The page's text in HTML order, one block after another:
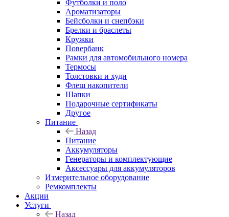
Футболки и поло
Ароматизаторы
Бейсболки и снепбэки
Брелки и браслеты
Кружки
Повербанк
Рамки для автомобильного номера
Термосы
Толстовки и худи
Флеш накопители
Шапки
Подарочные сертификаты
Другое
Питание
Назад
Питание
Аккумуляторы
Генераторы и комплектующие
Аксессуары для аккумуляторов
Измерительное оборудование
Ремкомплекты
Акции
Услуги
Назад